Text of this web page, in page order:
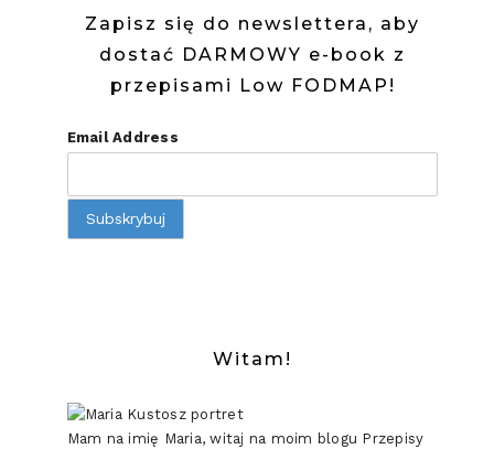
Zapisz się do newslettera, aby
dostać DARMOWY e-book z
przepisami Low FODMAP!
Email Address
Witam!
Mam na imię Maria, witaj na moim blogu Przepisy